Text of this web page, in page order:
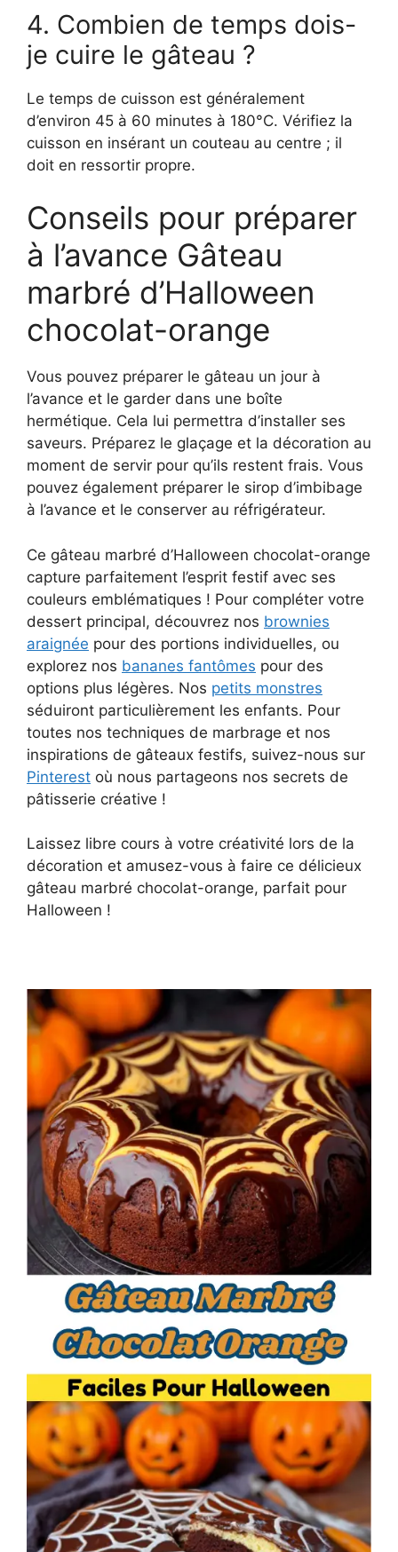
4. Combien de temps dois-
je cuire le gâteau ?
Le temps de cuisson est généralement
d’environ 45 à 60 minutes à 180°C. Vérifiez la
cuisson en insérant un couteau au centre ; il
doit en ressortir propre.
Conseils pour préparer
à l’avance Gâteau
marbré d’Halloween
chocolat-orange
Vous pouvez préparer le gâteau un jour à
l’avance et le garder dans une boîte
hermétique. Cela lui permettra d’installer ses
saveurs. Préparez le glaçage et la décoration au
moment de servir pour qu’ils restent frais. Vous
pouvez également préparer le sirop d’imbibage
à l’avance et le conserver au réfrigérateur.
Ce gâteau marbré d’Halloween chocolat-orange
capture parfaitement l’esprit festif avec ses
couleurs emblématiques ! Pour compléter votre
dessert principal, découvrez nos brownies
araignée pour des portions individuelles, ou
explorez nos bananes fantômes pour des
options plus légères. Nos petits monstres
séduiront particulièrement les enfants. Pour
toutes nos techniques de marbrage et nos
inspirations de gâteaux festifs, suivez-nous sur
Pinterest où nous partageons nos secrets de
pâtisserie créative !
Laissez libre cours à votre créativité lors de la
décoration et amusez-vous à faire ce délicieux
gâteau marbré chocolat-orange, parfait pour
Halloween !